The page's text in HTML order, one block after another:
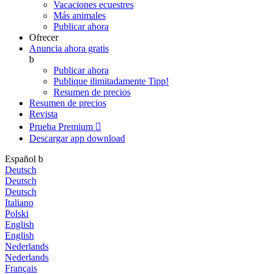
Vacaciones ecuestres
Más animales
Publicar ahora
Ofrecer
Anuncia ahora gratis
b
Publicar ahora
Publique ilimitadamente Tipp!
Resumen de precios
Resumen de precios
Revista
Prueba Premium 
Descargar app download
Español b
Deutsch
Deutsch
Deutsch
Italiano
Polski
English
English
Nederlands
Nederlands
Français